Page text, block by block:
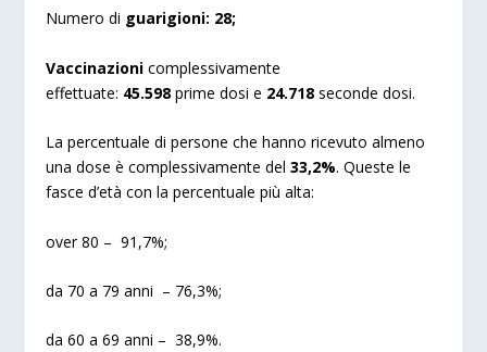
Numero di guarigioni: 28;
Vaccinazioni complessivamente
effettuate: 45.598prime dosi e 24.718seconde dosi.
La percentuale di persone che hanno ricevuto almeno
una dose è complessivamente del33,2%. Queste le
fasce d’età con la percentuale più alta:
over 80 – 91,7%;
da 70 a 79 anni – 76,3%;
da 60 a 69 anni – 38,9%.